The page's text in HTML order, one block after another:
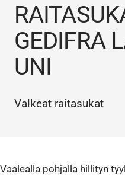
GEDIFRA
UNI
Valkeat raitasukat
Vaalealla pohjalla hillityn